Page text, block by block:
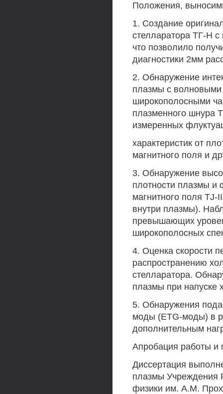
Положения,
1. Создание
стелларатора ТГ-Н
что позволило
диагностики 2мм
2. Обнаружение
плазмы с
широкополосными
плазменного шнура
измеренных
характеристик от
магнитного поля и
3. Обнаружение
плотности плазмы и
магнитного поля
внутри плазмы).
превышающих
широкополосных
4. Оценка скорости
распространению
стелларатора.
плазмы при напуске
5. Обнаружения
моды (ETG-моды) в
дополнительным
Апробация работы и
Диссертация
плазмы Учреждения
физики им. A.M.